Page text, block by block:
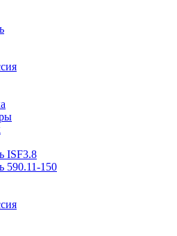
ISF3.8
590.11-150